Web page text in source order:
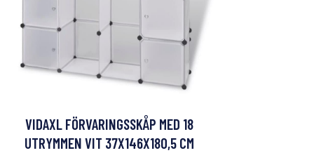
VIDAXL FÖRVARINGSSKÅP MED 18
UTRYMMEN VIT 37X146X180,5 CM